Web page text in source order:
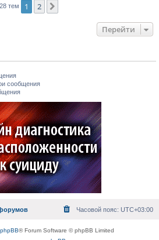
28 тем 1 2
Перейти
сообщения
Часовой пояс: UTC+03:00
phpBB® Forum Software © phpBB Limited